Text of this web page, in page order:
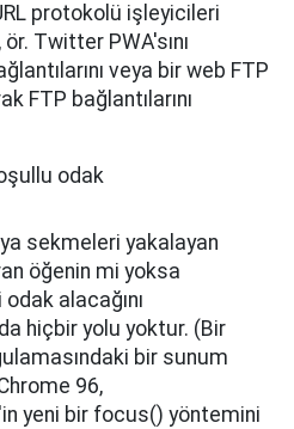
protokolü işleyicileri
Twitter PWA'sını
veya bir web FTP
FTP bağlantılarını
odak
sekmeleri yakalayan
öğenin mi yoksa
alacağını
hiçbir yolu yoktur. (Bir
bir sunum
96,
yeni bir focus() yöntemini